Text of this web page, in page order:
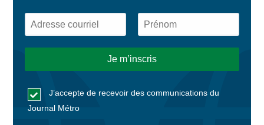
J’accepte de recevoir des communications du
Journal Métro